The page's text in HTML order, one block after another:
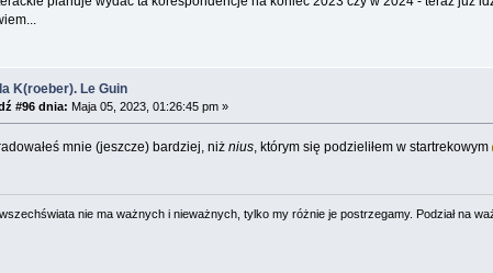
K(roeber). Le Guin
#96 dnia: Maja 05, 2023, 01:26:45 pm »
mnie (jeszcze) bardziej, niż nius, którym się podzieliłem w startrekowym
nie ma ważnych i nieważnych, tylko my różnie je postrzegamy. Podział na